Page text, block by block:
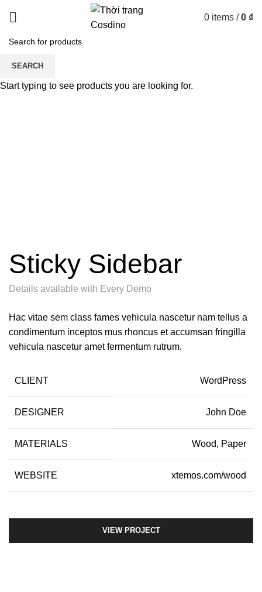
0 items / 0 ₫
Portfolio
Sticky Sidebar
Details available with Every Demo
Hac vitae sem class fames vehicula nascetur nam tellus a
condimentum inceptos mus rhoncus et accumsan fringilla
vehicula nascetur amet fermentum rutrum.
CLIENT WordPress
DESIGNER John Doe
MATERIALS Wood, Paper
WEBSITE xtemos.com/wood
VIEW PROJECT
SEARCH
Start typing to see products you are looking for.